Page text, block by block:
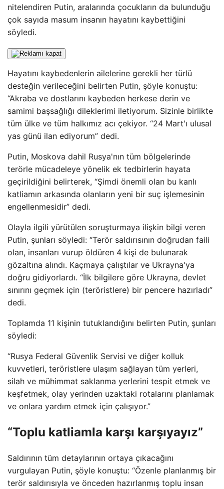
nitelendiren Putin, aralarında çocukların da bulunduğu
çok sayıda masum insanın hayatını kaybettiğini
söyledi.
Hayatını kaybedenlerin ailelerine gerekli her türlü
desteğin verileceğini belirten Putin, şöyle konuştu:
“Akraba ve dostlarını kaybeden herkese derin ve
samimi başsağlığı dileklerimi iletiyorum. Sizinle birlikte
tüm ülke ve tüm halkımız acı çekiyor. “24 Mart'ı ulusal
yas günü ilan ediyorum” dedi.
Putin, Moskova dahil Rusya'nın tüm bölgelerinde
terörle mücadeleye yönelik ek tedbirlerin hayata
geçirildiğini belirterek, “Şimdi önemli olan bu kanlı
katliamın arkasında olanların yeni bir suç işlemesinin
engellenmesidir” dedi.
Olayla ilgili yürütülen soruşturmaya ilişkin bilgi veren
Putin, şunları söyledi: “Terör saldırısının doğrudan faili
olan, insanları vurup öldüren 4 kişi de bulunarak
gözaltına alındı. Kaçmaya çalıştılar ve Ukrayna'ya
doğru gidiyorlardı. “İlk bilgilere göre Ukrayna, devlet
sınırını geçmek için (teröristlere) bir pencere hazırladı”
dedi.
Toplamda 11 kişinin tutuklandığını belirten Putin, şunları
söyledi:
“Rusya Federal Güvenlik Servisi ve diğer kolluk
kuvvetleri, teröristlere ulaşım sağlayan tüm yerleri,
silah ve mühimmat saklanma yerlerini tespit etmek ve
keşfetmek, olay yerinden uzaktaki rotalarını planlamak
ve onlara yardım etmek için çalışıyor.”
“Toplu katliamla karşı karşıyayız”
Saldırının tüm detaylarının ortaya çıkacağını
vurgulayan Putin, şöyle konuştu: “Özenle planlanmış bir
terör saldırısıyla ve önceden hazırlanmış toplu insan